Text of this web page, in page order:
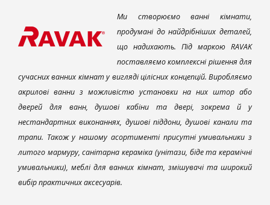
Ми створюємо ванні кімнати,
продумані до найдрібніших деталей,
що надихають. Під маркою RAVAK
поставляємо комплексні рішення для
сучасних ванних кімнат у вигляді цілісних концепцій. Виробляємо
акрилові ванни з можливістю установки на них штор або
дверей для ванн, душові кабіни та двері, зокрема й у
нестандартних виконаннях, душові піддони, душові канали та
трапи. Також у нашому асортименті присутні умивальники з
литого мармуру, санітарна кераміка (унітази, біде та керамічні
умивальники), меблі для ванних кімнат, змішувачі та широкий
вибір практичних аксесуарів.